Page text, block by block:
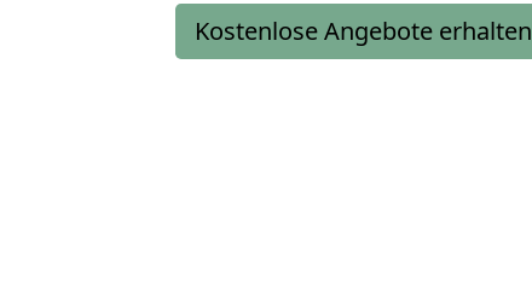
Kostenlose Angebote erhalten